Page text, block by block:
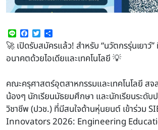
Line Facebook
Twitter
🚀 เปิดรับสมัครแล้ว! สำหรับ “นวัตกรรุ่นเยาว์
อนาคตด้วยไอเดียและเทคโนโลยี 💡
คณะครุศาสตร์อุตสาหกรรมและเทคโนโลยี ส
น้องๆ นักเรียนมัธยมศึกษา และนักเรียนระดับ
วิชาชีพ (ปวช.) ที่มีสนใจด้านหุ่นยนต์ เข้าร่วม
Innovators 2026: Engineering